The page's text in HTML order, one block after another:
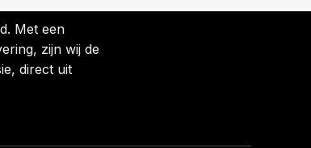
Met een
zijn wij de
direct uit